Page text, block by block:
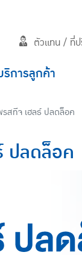
ตัวแทน / ที่
ริการลูกค้า
สทีจ เฮลธ์ ปลดล็อค
ปลดล็อค